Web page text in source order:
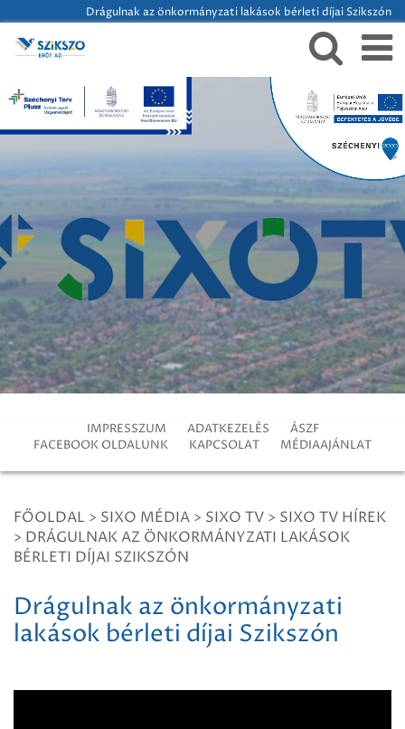
Drágulnak az önkormányzati lakások bérleti díjai Szikszón
IMPRESSZUM ADATKEZELÉS
ÁSZF
FACEBOOK OLDALUNK
KAPCSOLAT MÉDIAAJÁNLAT
FŐOLDAL > SIXO MÉDIA > SIXO TV > SIXO TV HÍREK
> DRÁGULNAK AZ ÖNKORMÁNYZATI LAKÁSOK
BÉRLETI DÍJAI SZIKSZÓN
Drágulnak az önkormányzati
lakások bérleti díjai Szikszón